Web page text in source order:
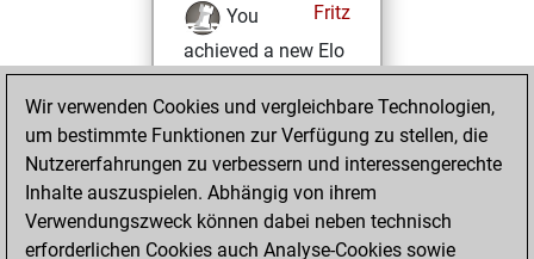
Fritz
You
achieved a new Elo
of 1472
Donnerstag, April
7, 2022
You won
against Fritz
Fritz
Wir verwenden Cookies und vergleichbare Technologien,
um bestimmte Funktionen zur Verfügung zu stellen, die
Nutzererfahrungen zu verbessern und interessengerechte
Inhalte auszuspielen. Abhängig von ihrem
Verwendungszweck können dabei neben technisch
erforderlichen Cookies auch Analyse-Cookies sowie